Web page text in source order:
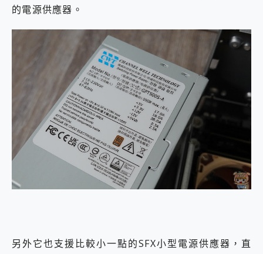
的電源供應器。
另外它也支援比較小一點的SFX小型電源供應器，直